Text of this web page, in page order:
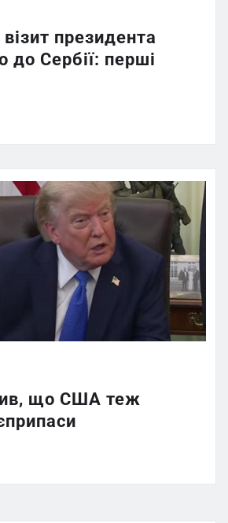
президента
до Сербії: перші
що США теж